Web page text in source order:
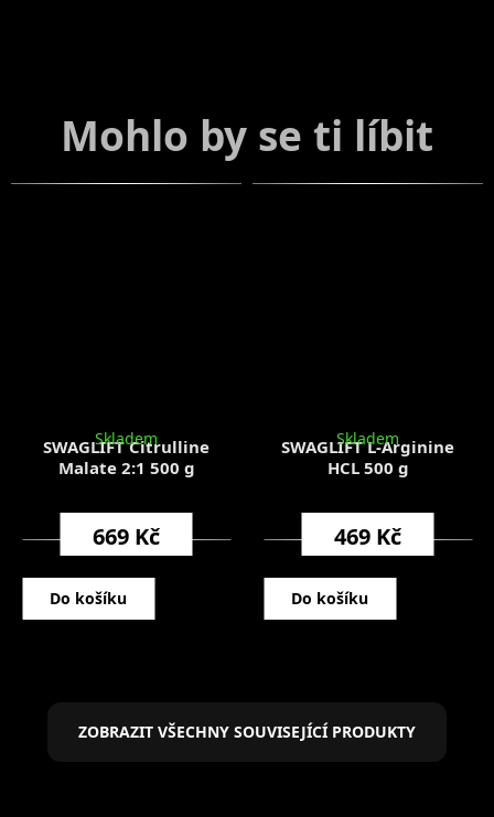
SWAGLIFT Citrulline
Malate 2:1 500 g
Skladem
669 Kč
Do košíku
SWAGLIFT L-Arginine
HCL 500 g
Skladem
469 Kč
Do košíku
ZOBRAZIT VŠECHNY SOUVISEJÍCÍ PRODUKTY